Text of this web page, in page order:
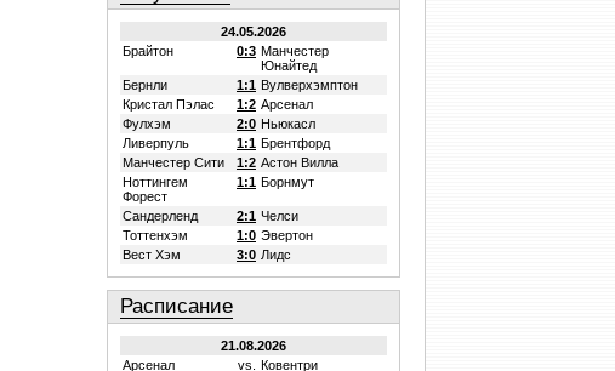
24.05.2026
Брайтон
0:3 Манчестер
Юнайтед
Бернли
1:1 Вулверхэмптон
Кристал Пэлас
1:2 Арсенал
Фулхэм
2:0 Ньюкасл
Ливерпуль
1:1 Брентфорд
Манчестер Сити
1:2 Астон Вилла
Ноттингем
Форест
1:1 Борнмут
Сандерленд 2:1 Челси
Тоттенхэм
1:0 Эвертон
Вест Хэм
3:0 Лидс
Расписание
21.08.2026
Арсенал
vs. Ковентри